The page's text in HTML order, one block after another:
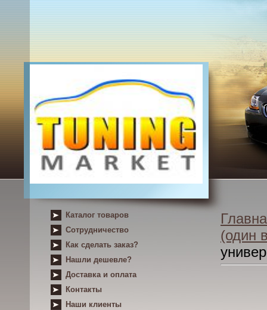
Каталог товаров
Сотрудничество
Как сделать заказ?
Нашли дешевле?
Доставка и оплата
Контакты
Наши клиенты
(один